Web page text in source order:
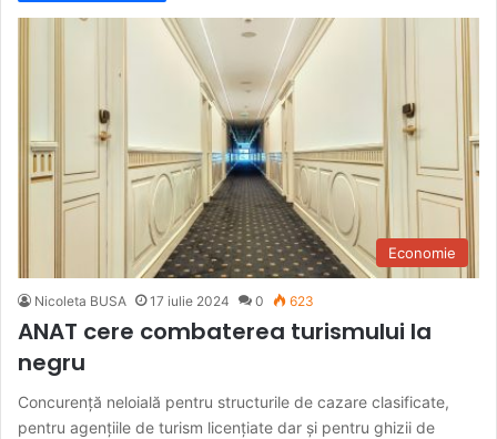
Economie
Nicoleta BUSA 17 iulie 2024 0 623
ANAT cere combaterea turismului la
negru
Concurență neloială pentru structurile de cazare clasificate,
pentru agențiile de turism licențiate dar și pentru ghizii de